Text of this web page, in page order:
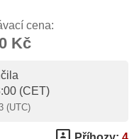
cena:
Kč
(CET)
(UTC)